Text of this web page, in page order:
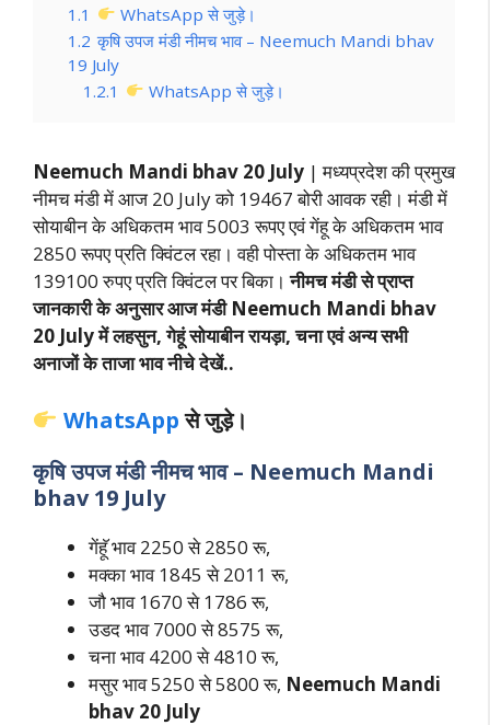
1.1
WhatsApp से जुड़े।
1.2 कृषि उपज मंडी नीमच भाव – Neemuch Mandi bhav
19 July
1.2.1
WhatsApp से जुड़े।
Neemuch Mandi bhav 20 July | मध्यप्रदेश की प्रमुख
नीमच मंडी में आज 20 July को 19467 बोरी आवक रही। मंडी में
सोयाबीन के अधिकतम भाव 5003 रूपए एवं गेंहू के अधिकतम भाव
2850 रूपए प्रति क्विंटल रहा। वही पोस्ता के अधिकतम भाव
139100 रुपए प्रति क्विंटल पर बिका।नीमच मंडी से प्राप्त
जानकारी के अनुसार आज मंडी Neemuch Mandi bhav
20 July में लहसुन, गेहूं सोयाबीन रायड़ा, चना एवं अन्य सभी
अनाजों के ताजा भाव नीचे देखें..
WhatsAppसे जुड़े।
कृषि उपज मंडी नीमच भाव – Neemuch Mandi
bhav 19 July
गेंहॅू भाव 2250 से 2850 रू,
मक्का भाव 1845 से 2011 रू,
जौ भाव 1670 से 1786 रू,
उडद भाव 7000 से 8575 रू,
चना भाव 4200 से 4810 रू,
मसुर भाव 5250 से 5800 रू, Neemuch Mandi
bhav 20 July